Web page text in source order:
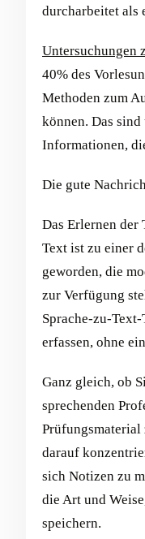
durcharbeitet als
Untersuchungen
40% des
Methoden zum
können. Das
Informationen,
Die gute
Das Erlernen
Text ist zu einer
geworden, die
zur Verfügung
Sprache-zu-
erfassen, ohne
Ganz gleich, ob
sprechenden
darauf
sich Notizen zu
die Art und
speichern.